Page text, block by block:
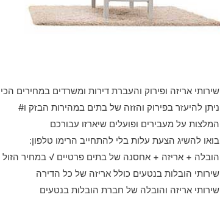
שירותי אריזה ופירוק והעברת דירות ומשרדים במחירים הכי
ניתן להיעזר בפירוק והזזה של בתים במהירות הבזק ו#
המלצות על מעבירים ופועלים שיארזו עבורכם
בואו להשיג הצעת עלות בלי להתחייב הרימו טלפון:
הובלה + אריזה + אחסנה של בתים פרטיים √ במחיר הזול
שירותי הובלות בנטעים כולל אריזה של כל הדירה
שירותי אריזה והובלה של חברת הובלות בנטעים